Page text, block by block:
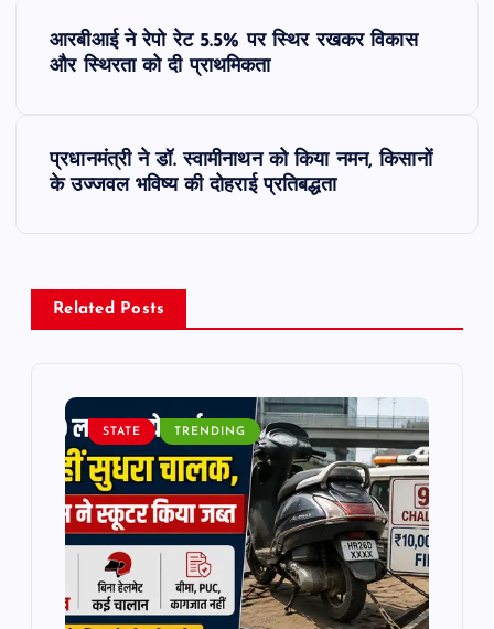
a
आरबीआई ने रेपो रेट 5.5% पर स्थिर रखकर विकास
और स्थिरता को दी प्राथमिकता
प्रधानमंत्री ने डॉ. स्वामीनाथन को किया नमन, किसानों
के उज्जवल भविष्य की दोहराई प्रतिबद्धता
Related Posts
STATE TRENDING